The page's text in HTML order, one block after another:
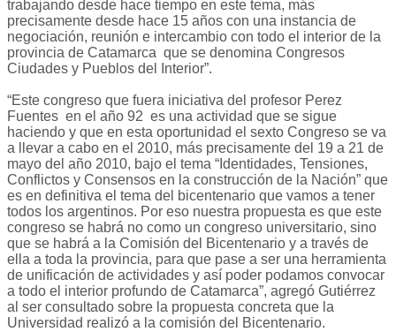
trabajando desde hace tiempo en este tema, más
precisamente desde hace 15 años con una instancia de
negociación, reunión e intercambio con todo el interior de la
provincia de Catamarca que se denomina Congresos
Ciudades y Pueblos del Interior”.
“Este congreso que fuera iniciativa del profesor Perez
Fuentes en el año 92 es una actividad que se sigue
haciendo y que en esta oportunidad el sexto Congreso se va
a llevar a cabo en el 2010, más precisamente del 19 a 21 de
mayo del año 2010, bajo el tema “Identidades, Tensiones,
Conflictos y Consensos en la construcción de la Nación” que
es en definitiva el tema del bicentenario que vamos a tener
todos los argentinos. Por eso nuestra propuesta es que este
congreso se habrá no como un congreso universitario, sino
que se habrá a la Comisión del Bicentenario y a través de
ella a toda la provincia, para que pase a ser una herramienta
de unificación de actividades y así poder podamos convocar
a todo el interior profundo de Catamarca”, agregó Gutiérrez
al ser consultado sobre la propuesta concreta que la
Universidad realizó a la comisión del Bicentenario.